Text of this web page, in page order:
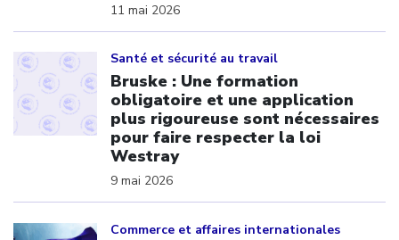
11 mai 2026
Santé et sécurité au travail
Bruske : Une formation
obligatoire et une application
plus rigoureuse sont nécessaires
pour faire respecter la loi
Westray
9 mai 2026
Commerce et affaires internationales